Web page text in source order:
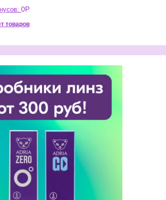
0Р
товаров